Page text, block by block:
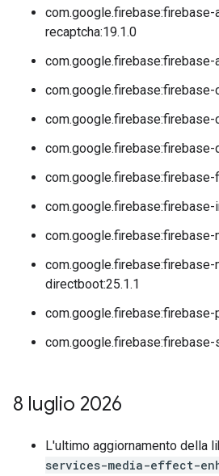
com.google.firebase:firebase-
recaptcha:19.1.0
com.google.firebase:firebase-
com.google.firebase:firebase-
com.google.firebase:firebase-
com.google.firebase:firebase-
com.google.firebase:firebase-
com.google.firebase:firebase-
directboot:25.1.1
com.google.firebase:firebase-
8 luglio 2026
L'ultimo aggiornamento della
services-media-effect-